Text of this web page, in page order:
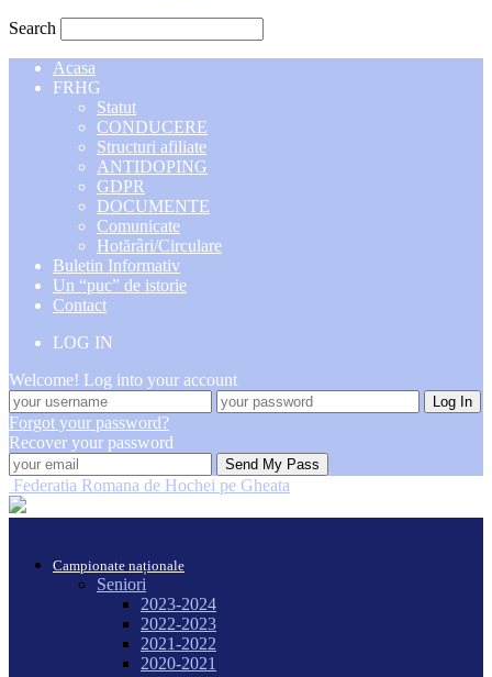
Search
Acasa
FRHG
Statut
CONDUCERE
Structuri afiliate
ANTIDOPING
GDPR
DOCUMENTE
Comunicate
Hotărâri/Circulare
Buletin Informativ
Un “puc” de istorie
Contact
LOG IN
Welcome! Log into your account
Forgot your password?
Recover your password
Federatia Romana de Hochei pe Gheata
Campionate naționale
Seniori
2023-2024
2022-2023
2021-2022
2020-2021